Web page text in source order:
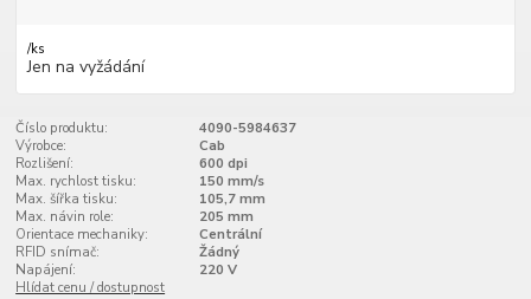
/ks
Jen na vyžádání
Číslo produktu:
4090-5984637
Výrobce:
Cab
Rozlišení:
600 dpi
Max. rychlost tisku:
150 mm/s
Max. šířka tisku:
105,7 mm
Max. návin role:
205 mm
Orientace mechaniky:
Centrální
RFID snímač:
Žádný
Napájení:
220 V
Hlídat cenu / dostupnost